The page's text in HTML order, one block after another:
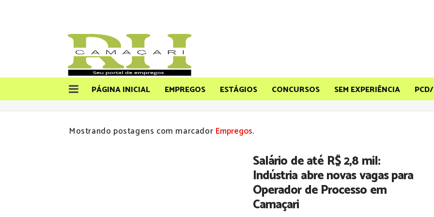
PÁGINA INICIAL EMPREGOS ESTÁGIOS CONCURSOS SEM EXPERIÊNCIA
Mostrando postagens com marcador Empregos.
Salário de até R$ 2,8 mil:
Indústria abre novas vagas para
Operador de Processo em
Camaçari